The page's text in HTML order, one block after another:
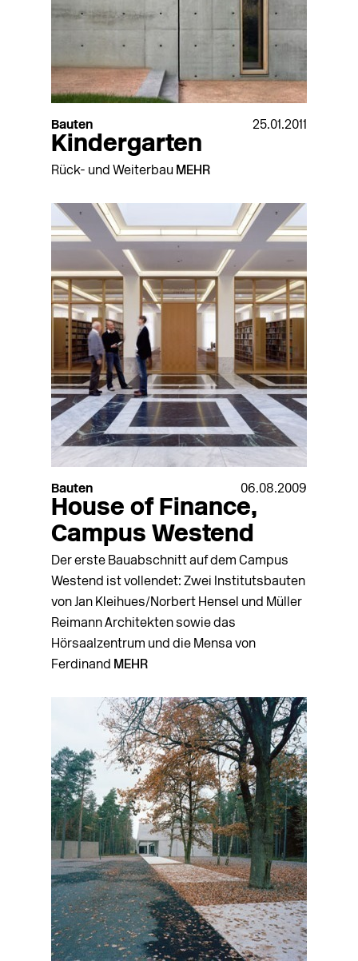
Bauten 25.01.2011
Kindergarten
Rück- und Weiterbau MEHR
Bauten 06.08.2009
House of Finance,
Campus Westend
Der erste Bauabschnitt auf dem Campus
Westend ist vollendet: Zwei Institutsbauten
von Jan Kleihues/Norbert Hensel und Müller
Reimann Architekten sowie das
Hörsaalzentrum und die Mensa von
Ferdinand MEHR